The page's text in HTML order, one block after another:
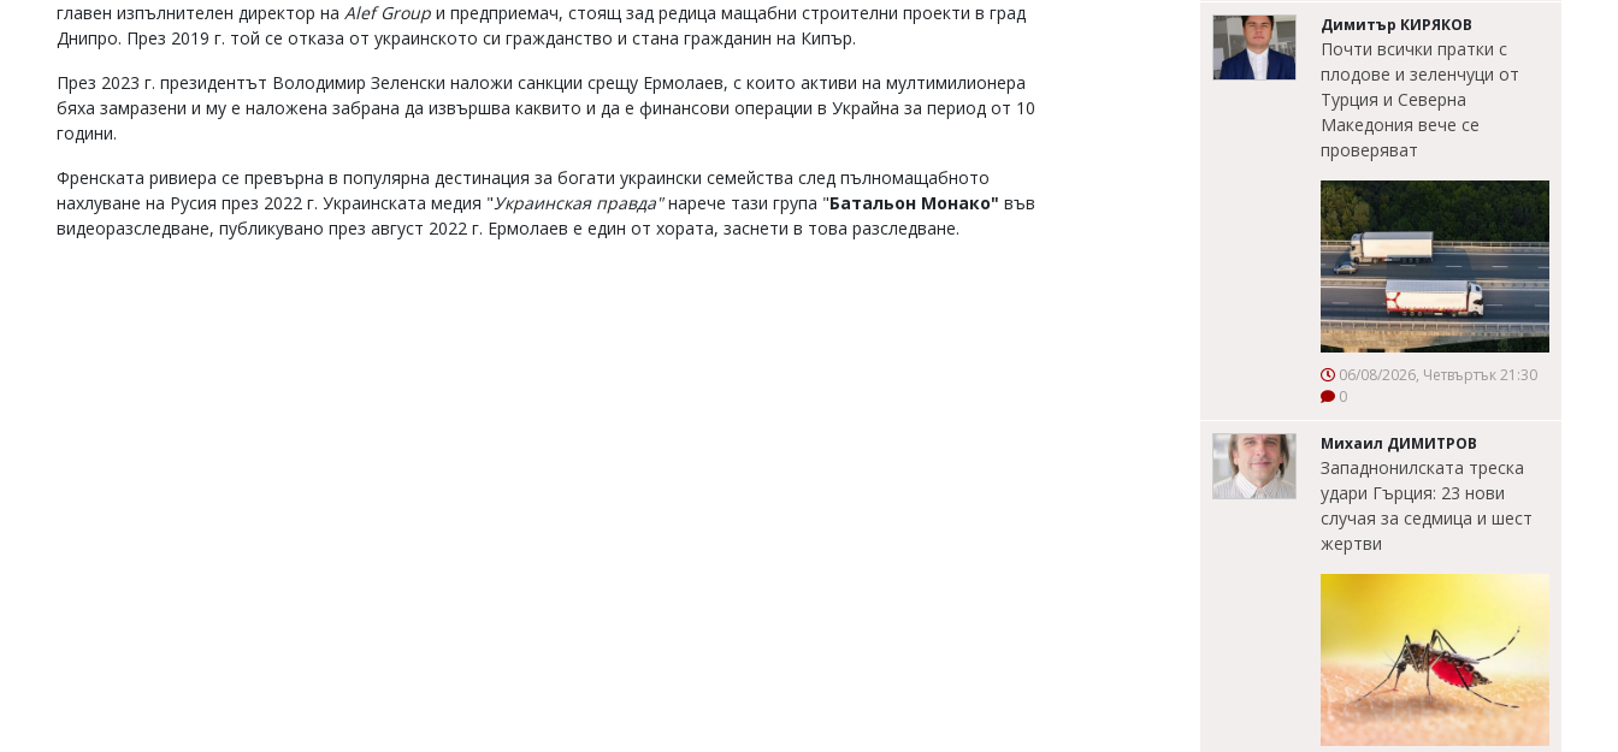
главен изпълнителен директор на Alef Group и предприемач, стоящ зад редица мащабни строителни проекти в град
Днипро. През 2019 г. той се отказа от украинското си гражданство и стана гражданин на Кипър.
През 2023 г. президентът Володимир Зеленски наложи санкции срещу Ермолаев, с които активи на мултимилионера
бяха замразени и му е наложена забрана да извършва каквито и да е финансови операции в Украйна за период от 10
години.
Френската ривиера се превърна в популярна дестинация за богати украински семейства след пълномащабното
нахлуване на Русия през 2022 г. Украинската медия "Украинская правда"нарече тази група "Батальон Монако" във
видеоразследване, публикувано през август 2022 г. Ермолаев е един от хората, заснети в това разследване.
Димитър КИРЯКОВ
Почти всички пратки с
плодове и зеленчуци от
Турция и Северна
Македония вече се
проверяват
06/08/2026, Четвъртък 21:30
0
Михаил ДИМИТРОВ
Западнонилската треска
удари Гърция: 23 нови
случая за седмица и шест
жертви